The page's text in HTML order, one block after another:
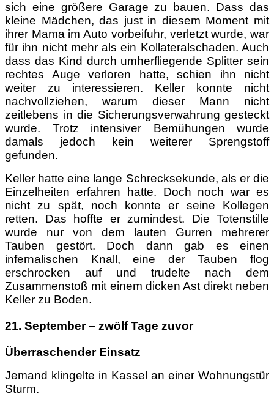
sich eine größere Garage zu bauen. Dass das
kleine Mädchen, das just in diesem Moment mit
ihrer Mama im Auto vorbeifuhr, verletzt wurde, war
für ihn nicht mehr als ein Kollateralschaden. Auch
dass das Kind durch umherfliegende Splitter sein
rechtes Auge verloren hatte, schien ihn nicht
weiter zu interessieren. Keller konnte nicht
nachvollziehen, warum dieser Mann nicht
zeitlebens in die Sicherungsverwahrung gesteckt
wurde. Trotz intensiver Bemühungen wurde
damals jedoch kein weiterer Sprengstoff
gefunden.
Keller hatte eine lange Schrecksekunde, als er die
Einzelheiten erfahren hatte. Doch noch war es
nicht zu spät, noch konnte er seine Kollegen
retten. Das hoffte er zumindest. Die Totenstille
wurde nur von dem lauten Gurren mehrerer
Tauben gestört. Doch dann gab es einen
infernalischen Knall, eine der Tauben flog
erschrocken auf und trudelte nach dem
Zusammenstoß mit einem dicken Ast direkt neben
Keller zu Boden.
21. September – zwölf Tage zuvor
Überraschender Einsatz
Jemand klingelte in Kassel an einer Wohnungstür
Sturm.